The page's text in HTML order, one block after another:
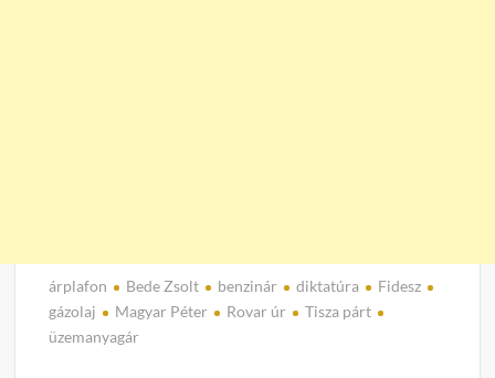
árplafon Bede Zsolt benzinár diktatúra
Fidesz
gázolaj
Magyar Péter Rovar úr
Tisza párt
üzemanyagár